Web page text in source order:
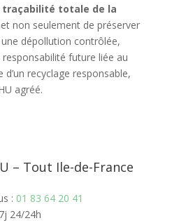
traçabilité totale de la
non seulement de préserver
dépollution contrôlée,
future liée au
d’un recyclage responsable,
agréé.
– Tout Ile-de-France
: 01 83 64 20 41
24/24h